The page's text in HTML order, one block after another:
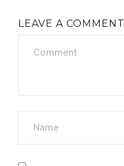
LEAVE A COMMENT